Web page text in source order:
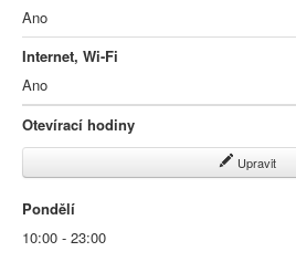
Ano
Internet, Wi-Fi
Ano
Otevírací hodiny
Upravit
Pondělí
10:00 - 23:00